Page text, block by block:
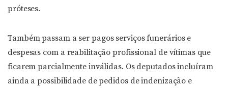
próteses.
Também passam a ser pagos serviços funerários e
despesas com a reabilitação profissional de vítimas que
ficarem parcialmente inválidas. Os deputados incluíram
ainda a possibilidade de pedidos de indenização e